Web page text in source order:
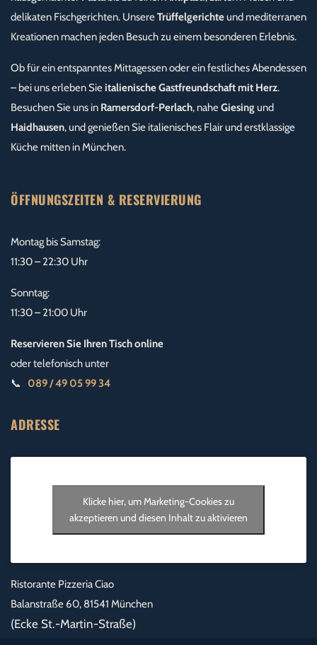
delikaten Fischgerichten. UnsereTrüffelgerichteund mediterranen
Kreationen machen jeden Besuch zu einem besonderen Erlebnis.
Ob für ein entspanntes Mittagessen oder ein festliches Abendessen
– bei uns erleben Sieitalienische Gastfreundschaft mit Herz.
Besuchen Sie uns in Ramersdorf-Perlach, naheGiesingund
Haidhausen, und genießen Sie italienisches Flair und erstklassige
Küche mitten in München.
ÖFFNUNGSZEITEN & RESERVIERUNG
Montag bis Samstag:
11:30 – 22:30 Uhr
Sonntag:
11:30 – 21:00 Uhr
Reservieren Sie Ihren Tisch online
oder telefonisch unter
📞 089 / 49 05 99 34
ADRESSE
Klicke hier, um Marketing-Cookies zu
akzeptieren und diesen Inhalt zu aktivieren
Ristorante Pizzeria Ciao
Balanstraße 60, 81541 München
(Ecke St.-Martin-Straße)